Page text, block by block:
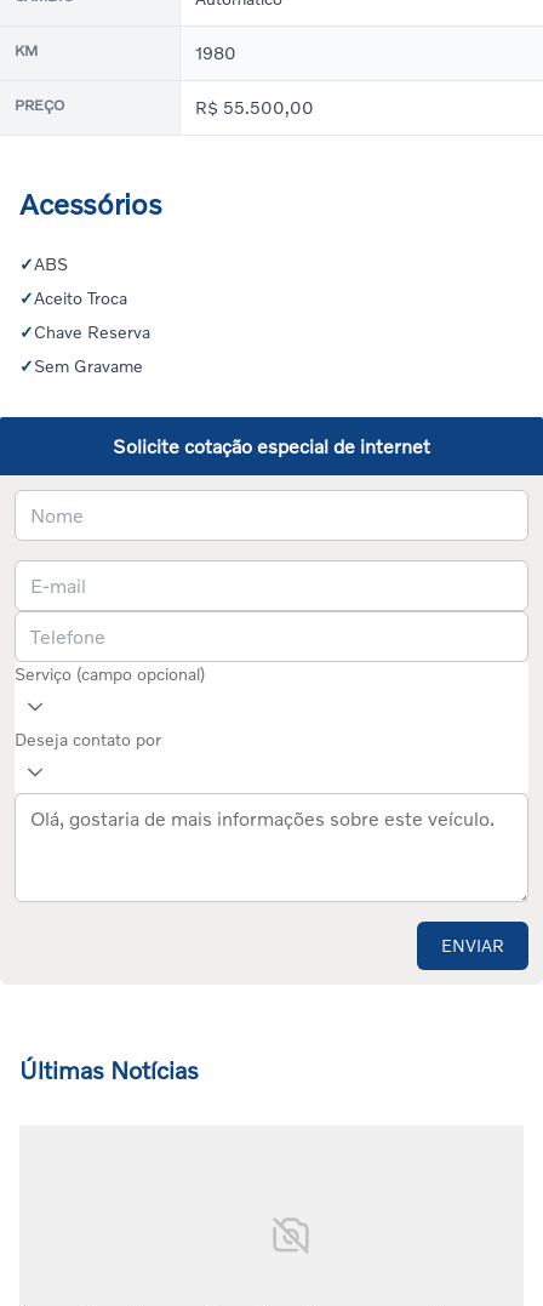
KM 1980
PREÇO R$ 55.500,00
Acessórios
✓ABS
✓Aceito Troca
✓Chave Reserva
✓Sem Gravame
Solicite cotação especial de internet
Serviço (campo opcional)
Deseja contato por
ENVIAR
Últimas Notícias